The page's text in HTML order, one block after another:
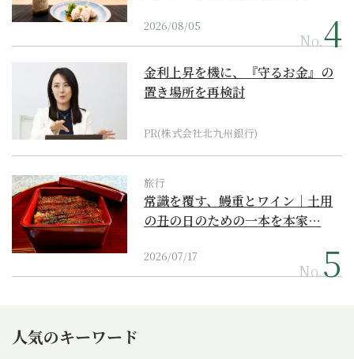
2026/08/05
No.
金利上昇を機に、『守るお金』の
置き場所を再検討
PR(株式会社北九州銀行)
旅行
常識を覆す、鰻重とワイン｜土用
の丑の日のための一本を本家…
2026/07/17
No.
人気のキーワード